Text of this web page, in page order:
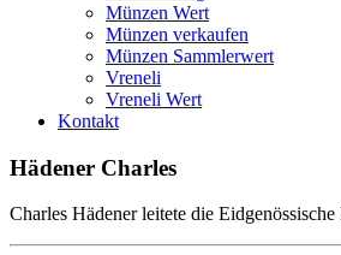
Münzen Wert
Münzen verkaufen
Münzen Sammlerwert
Vreneli
Vreneli Wert
Kontakt
Hädener Charles
Charles Hädener leitete die